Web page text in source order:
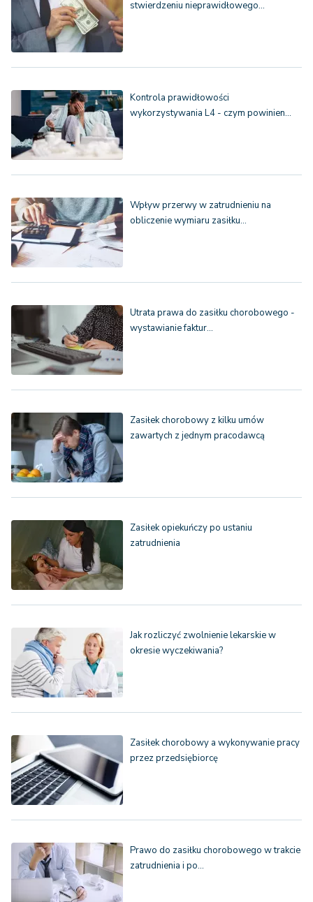
stwierdzeniu nieprawidłowego…
Kontrola prawidłowości
wykorzystywania L4 - czym powinien…
Wpływ przerwy w zatrudnieniu na
obliczenie wymiaru zasiłku…
Utrata prawa do zasiłku chorobowego -
wystawianie faktur…
Zasiłek chorobowy z kilku umów
zawartych z jednym pracodawcą
Zasiłek opiekuńczy po ustaniu
zatrudnienia
Jak rozliczyć zwolnienie lekarskie w
okresie wyczekiwania?
Zasiłek chorobowy a wykonywanie pracy
przez przedsiębiorcę
Prawo do zasiłku chorobowego w trakcie
zatrudnienia i po…